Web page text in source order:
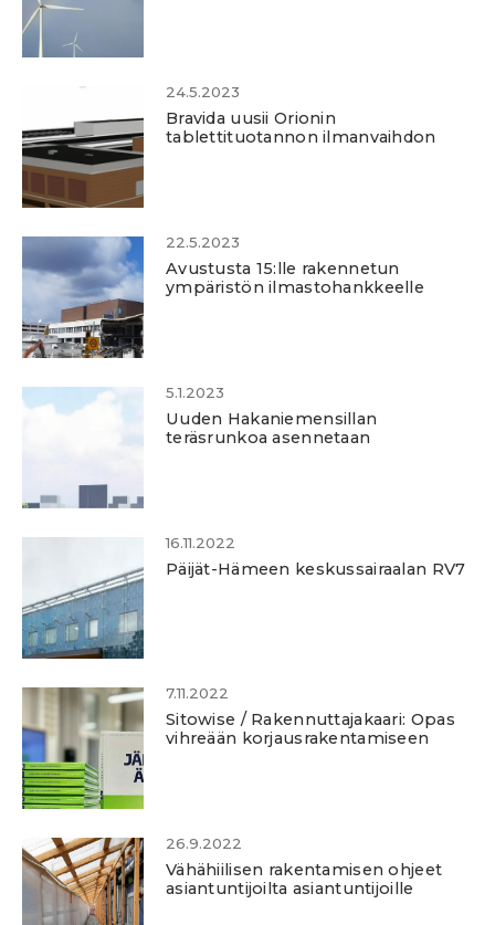
24.5.2023
Bravida uusii Orionin
tablettituotannon ilmanvaihdon
22.5.2023
Avustusta 15:lle rakennetun
ympäristön ilmastohankkeelle
5.1.2023
Uuden Hakaniemensillan
teräsrunkoa asennetaan
16.11.2022
Päijät-Hämeen keskussairaalan RV7
7.11.2022
Sitowise / Rakennuttajakaari: Opas
vihreään korjausrakentamiseen
26.9.2022
Vähähiilisen rakentamisen ohjeet
asiantuntijoilta asiantuntijoille